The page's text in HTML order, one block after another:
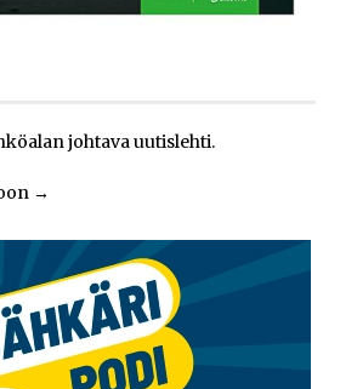
johtava uutislehti.
→